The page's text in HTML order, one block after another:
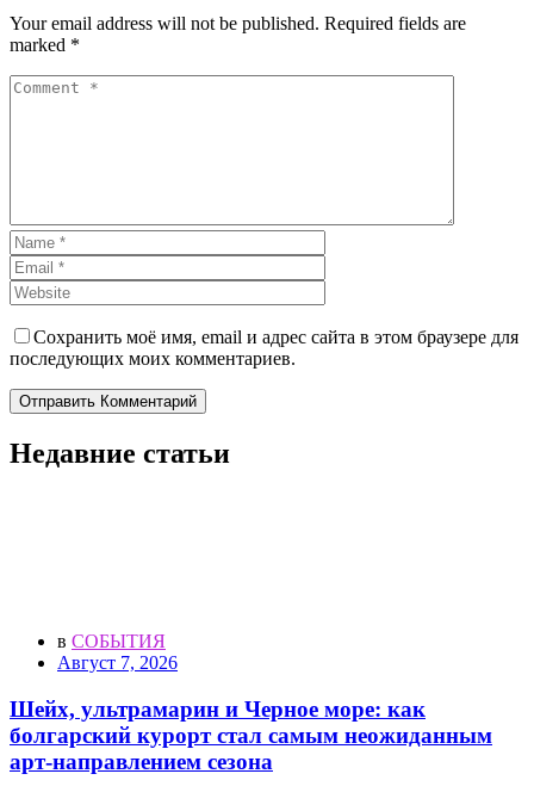
Your email address will not be published. Required fields are
marked *
Сохранить моё имя, email и адрес сайта в этом браузере для
последующих моих комментариев.
Отправить Комментарий
Недавние статьи
в СОБЫТИЯ
Август 7, 2026
Шейх, ультрамарин и Черное море: как
болгарский курорт стал самым неожиданным
арт-направлением сезона